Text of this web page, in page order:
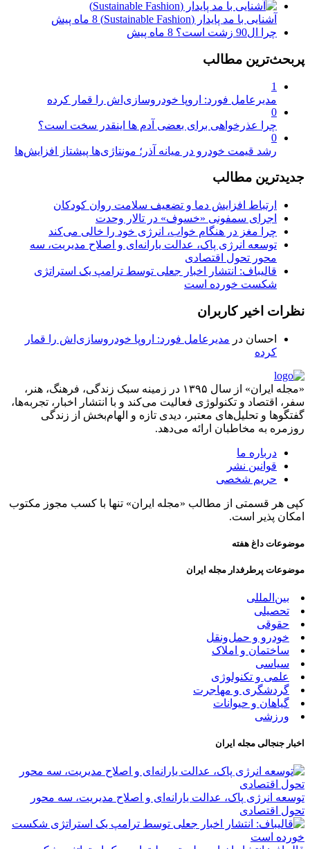
آشنایی با مد پایدار (Sustainable Fashion)
8 ماه پیش
چرا ال90 زشت است؟
8 ماه پیش
پربحث‌ترین مطالب
1
مدیرعامل فورد: اروپا خودروسازی‌اش را قمار کرده
0
چرا عذرخواهی برای بعضی آدم ها اینقدر سخت است؟
0
رشد قیمت خودرو در میانه آذر؛ مونتاژی‌ها پیشتاز افزایش‌ها
جدیدترین مطالب
ارتباط افزایش دما و تضعیف سلامت روان کودکان
اجرای سمفونی «خسوف» در تالار وحدت
چرا مغز در هنگام خواب، انرژی خود را خالی می‌کند
توسعه انرژی پاک، عدالت یارانه‌ای و اصلاح مدیریت، سه
محور تحول اقتصادی
قالیباف: انتشار اخبار جعلی توسط ترامپ یک استراتژی
شکست خورده است
نظرات اخیر کاربران
احسان در مدیرعامل فورد: اروپا خودروسازی‌اش را قمار
کرده
«مجله ایران» از سال ۱۳۹۵ در زمینه سبک زندگی، فرهنگ، هنر،
سفر، اقتصاد و تکنولوژی فعالیت می‌کند و با انتشار اخبار، تجربه‌ها،
گفتگوها و تحلیل‌های معتبر، دیدی تازه و الهام‌بخش از زندگی
روزمره به مخاطبان ارائه می‌دهد.
درباره ما
قوانین نشر
حریم شخصی
کپی هر قسمتی از مطالب «مجله ایران» تنها با کسب مجوز مکتوب
امکان پذیر است.
موضوعات داغ هفته
موضوعات پرطرفدار مجله ایران
بین‌المللی
تحصیلی
حقوقی
خودرو و حمل‌و‌نقل
ساختمان و املاک
سیاسی
علمی و تکنولوژی
گردشگری و مهاجرت
گیاهان و حیوانات
ورزشی
اخبار جنجالی مجله ایران
توسعه انرژی پاک، عدالت یارانه‌ای و اصلاح مدیریت، سه محور
تحول اقتصادی